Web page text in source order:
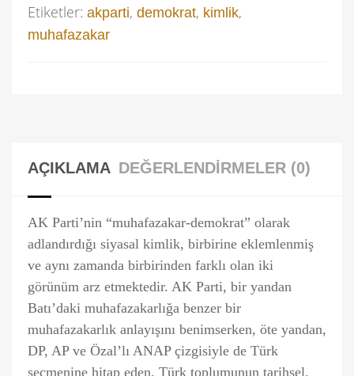
Etiketler: akparti, demokrat, kimlik,
muhafazakar
AÇIKLAMA DEĞERLENDIRMELER (0)
AK Parti’nin “muhafazakar-demokrat” olarak
adlandırdığı siyasal kimlik, birbirine eklemlenmiş
ve aynı zamanda birbirinden farklı olan iki
görünüm arz etmektedir. AK Parti, bir yandan
Batı’daki muhafazakarlığa benzer bir
muhafazakarlık anlayışını benimserken, öte yandan,
DP, AP ve Özal’lı ANAP çizgisiyle de Türk
seçmenine hitap eden, Türk toplumunun tarihsel,